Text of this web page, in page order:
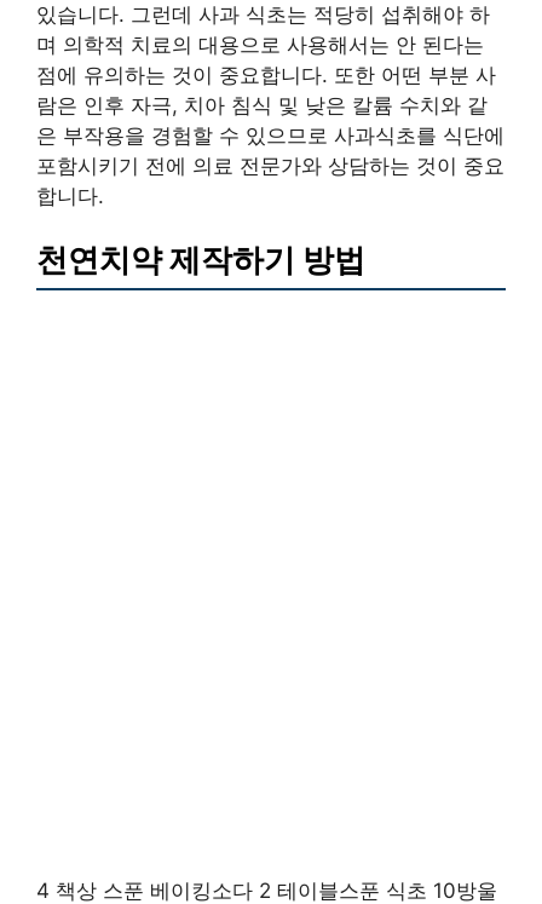
있습니다. 그런데 사과 식초는 적당히 섭취해야 하
며 의학적 치료의 대용으로 사용해서는 안 된다는
점에 유의하는 것이 중요합니다. 또한 어떤 부분 사
람은 인후 자극, 치아 침식 및 낮은 칼륨 수치와 같
은 부작용을 경험할 수 있으므로 사과식초를 식단에
포함시키기 전에 의료 전문가와 상담하는 것이 중요
합니다.
천연치약 제작하기 방법
4 책상 스푼 베이킹소다 2 테이블스푼 식초 10방울